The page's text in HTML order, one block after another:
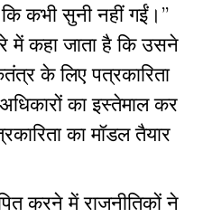
कभी सुनी नहीं गईं।”
में कहा जाता है कि उसने
के लिए पत्रकारिता
का इस्तेमाल कर
का मॉडल तैयार
करने में राजनीतिकों ने